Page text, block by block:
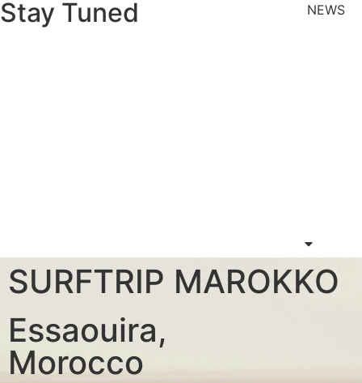
Stay Tuned
NEWS
SURFTRIP MAROKKO
Essaouira,
Morocco